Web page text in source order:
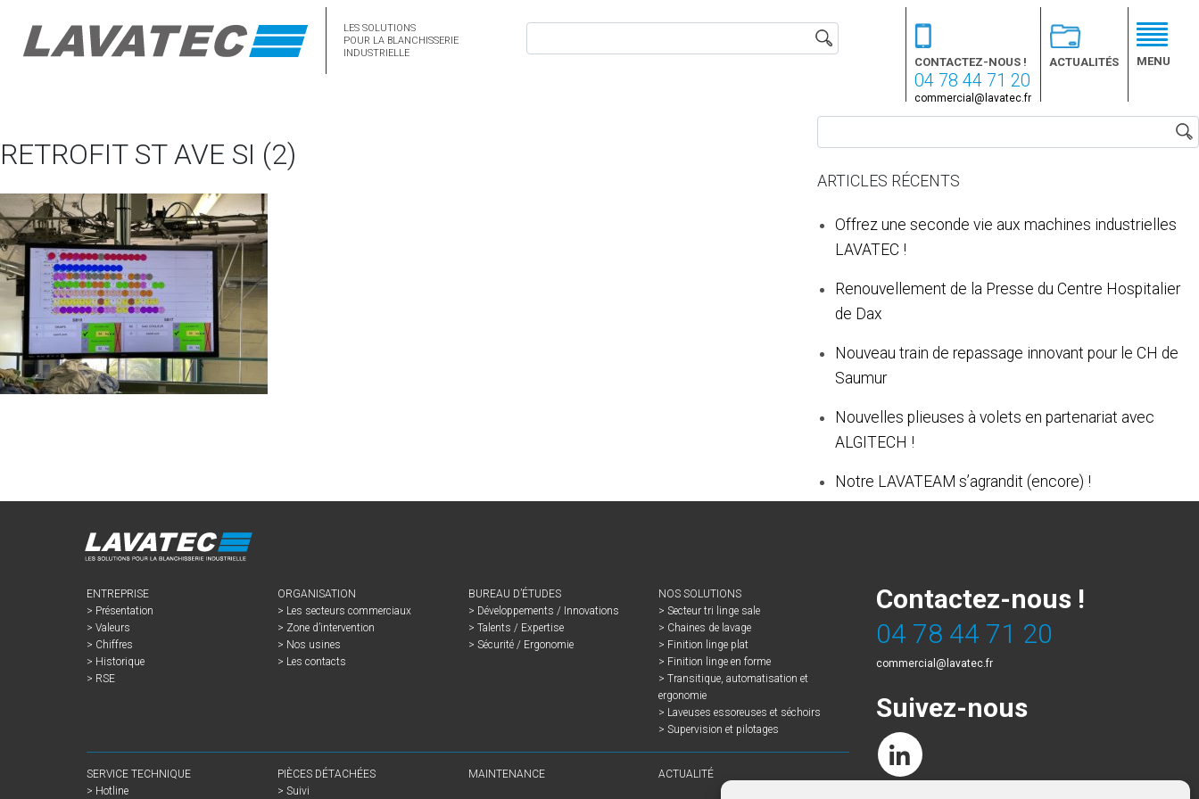
LES SOLUTIONS
POUR LA BLANCHISSERIE
INDUSTRIELLE
CONTACTEZ-NOUS !
04 78 44 71 20
commercial@lavatec.fr
ACTUALITÉS MENU
RETROFIT ST AVE SI (2)
ARTICLES RÉCENTS
Offrez une seconde vie aux machines industrielles
LAVATEC !
Renouvellement de la Presse du Centre Hospitalier
de Dax
Nouveau train de repassage innovant pour le CH de
Saumur
Nouvelles plieuses à volets en partenariat avec
ALGITECH !
Notre LAVATEAM s’agrandit (encore) !
ENTREPRISE
Présentation
Valeurs
Chiffres
Historique
RSE
ORGANISATION
Les secteurs commerciaux
Zone d’intervention
Nos usines
Les contacts
BUREAU D’ÉTUDES
Développements / Innovations
Talents / Expertise
Sécurité / Ergonomie
NOS SOLUTIONS
Secteur tri linge sale
Chaines de lavage
Finition linge plat
Finition linge en forme
Transitique, automatisation et
ergonomie
Laveuses essoreuses et séchoirs
Supervision et pilotages
SERVICE TECHNIQUE
Hotline
PIÈCES DÉTACHÉES
Suivi
MAINTENANCE ACTUALITÉ
Contactez-nous !
04 78 44 71 20
commercial@lavatec.fr
Suivez-nous